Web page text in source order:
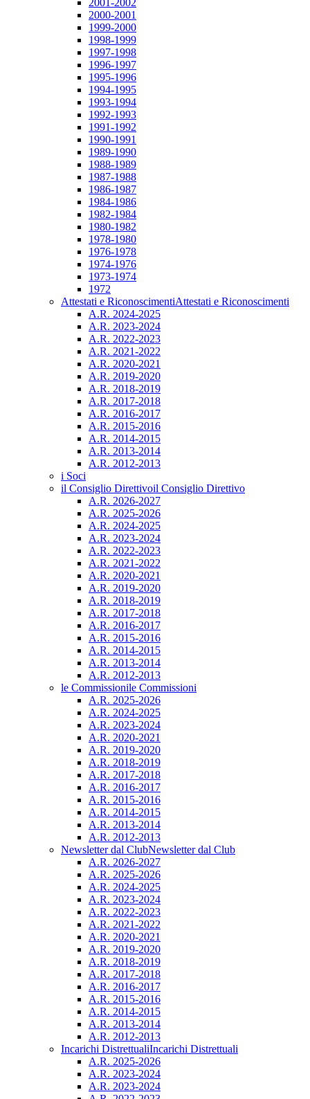
2000-2001
1999-2000
1998-1999
1997-1998
1996-1997
1995-1996
1994-1995
1993-1994
1992-1993
1991-1992
1990-1991
1989-1990
1988-1989
1987-1988
1986-1987
1984-1986
1982-1984
1980-1982
1978-1980
1976-1978
1974-1976
1973-1974
1972
Attestati e RiconoscimentiAttestati e Riconoscimenti
A.R. 2024-2025
A.R. 2023-2024
A.R. 2022-2023
A.R. 2021-2022
A.R. 2020-2021
A.R. 2019-2020
A.R. 2018-2019
A.R. 2017-2018
A.R. 2016-2017
A.R. 2015-2016
A.R. 2014-2015
A.R. 2013-2014
A.R. 2012-2013
i Soci
il Consiglio Direttivoil Consiglio Direttivo
A.R. 2026-2027
A.R. 2025-2026
A.R. 2024-2025
A.R. 2023-2024
A.R. 2022-2023
A.R. 2021-2022
A.R. 2020-2021
A.R. 2019-2020
A.R. 2018-2019
A.R. 2017-2018
A.R. 2016-2017
A.R. 2015-2016
A.R. 2014-2015
A.R. 2013-2014
A.R. 2012-2013
le Commissionile Commissioni
A.R. 2025-2026
A.R. 2024-2025
A.R. 2023-2024
A.R. 2020-2021
A.R. 2019-2020
A.R. 2018-2019
A.R. 2017-2018
A.R. 2016-2017
A.R. 2015-2016
A.R. 2014-2015
A.R. 2013-2014
A.R. 2012-2013
Newsletter dal ClubNewsletter dal Club
A.R. 2026-2027
A.R. 2025-2026
A.R. 2024-2025
A.R. 2023-2024
A.R. 2022-2023
A.R. 2021-2022
A.R. 2020-2021
A.R. 2019-2020
A.R. 2018-2019
A.R. 2017-2018
A.R. 2016-2017
A.R. 2015-2016
A.R. 2014-2015
A.R. 2013-2014
A.R. 2012-2013
Incarichi DistrettualiIncarichi Distrettuali
A.R. 2025-2026
A.R. 2023-2024
A.R. 2023-2024